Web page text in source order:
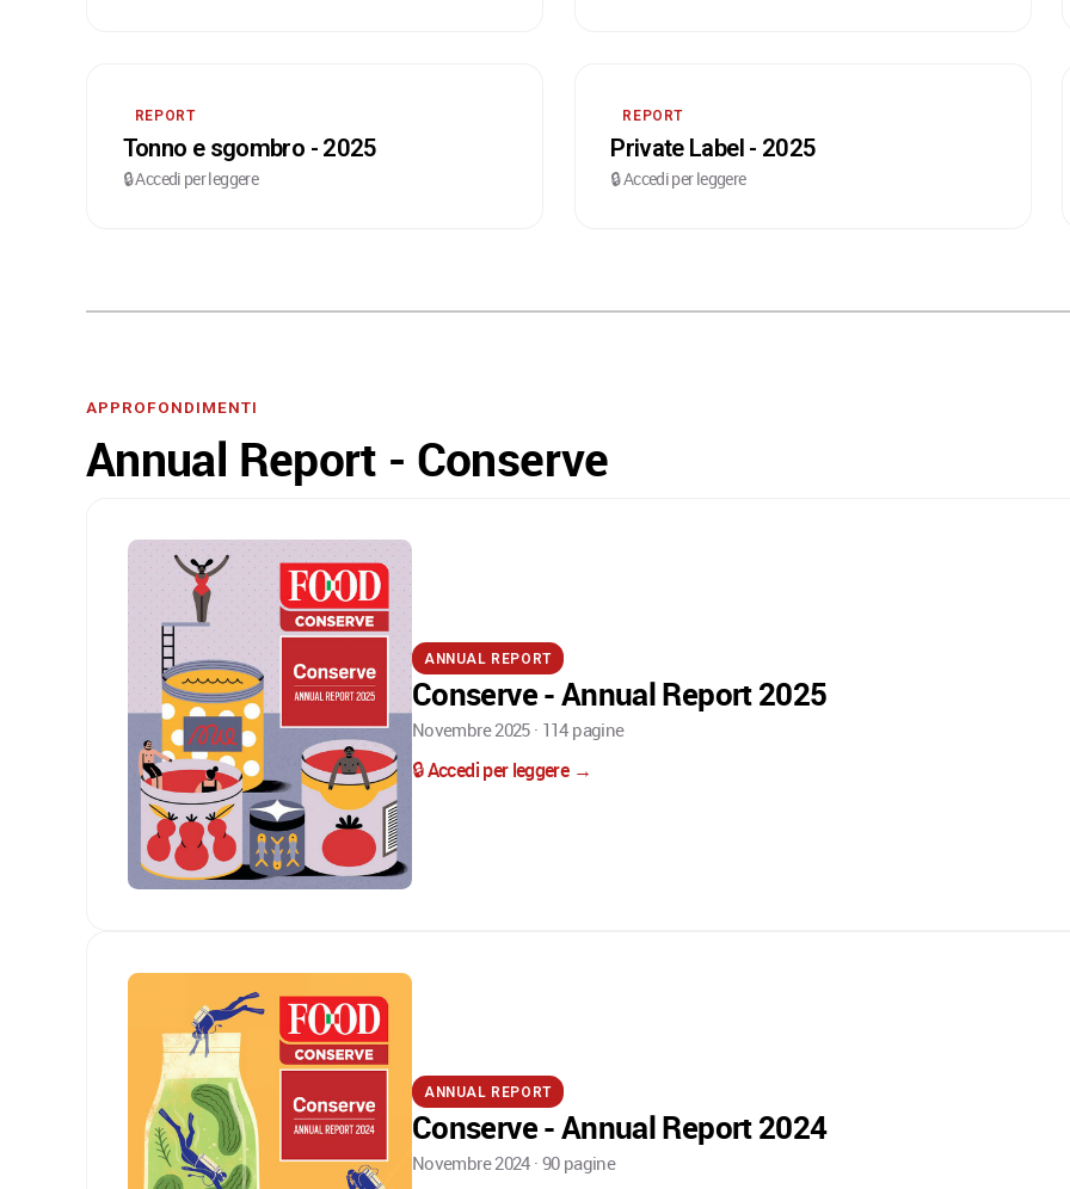
REPORT
Tonno e sgombro - 2025
🔒 Accedi per leggere
REPORT
Private Label - 2025
🔒 Accedi per leggere
APPROFONDIMENTI
Annual Report - Conserve
ANNUAL REPORT
Conserve - Annual Report 2025
Novembre 2025 · 114 pagine
🔒 Accedi per leggere →
ANNUAL REPORT
Conserve - Annual Report 2024
Novembre 2024 · 90 pagine